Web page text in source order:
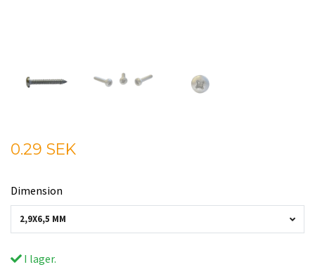
0.29 SEK
Dimension
2,9X6,5 MM
I lager.